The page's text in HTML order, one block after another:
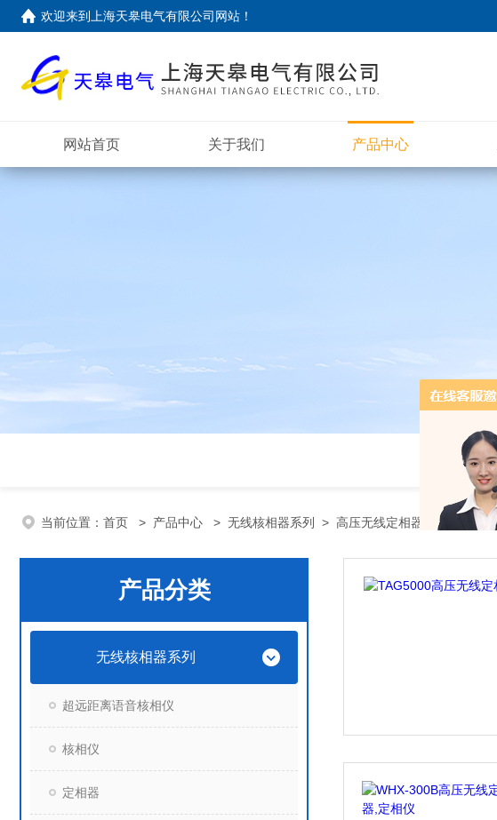
欢迎来到上海天皋电气有限公司网站！
网站首页 关于我们 产品中心
当前位置： 首页 > 产品中心 > 无线核相器系列 > 高压无线定相器
产品分类
无线核相器系列
超远距离语音核相仪
核相仪
定相器